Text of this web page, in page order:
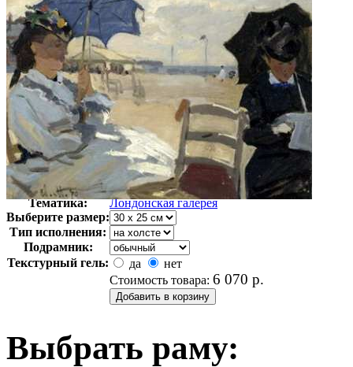
Автор:
Клод Моне
Арт-стиль
Английская живопись
Тематика:
Лондонская галерея
Выберите размер:
Тип исполнения:
Подрамник:
Текстурный гель:
да
нет
Стоимость товара: 6 070 р.
Выбрать раму: